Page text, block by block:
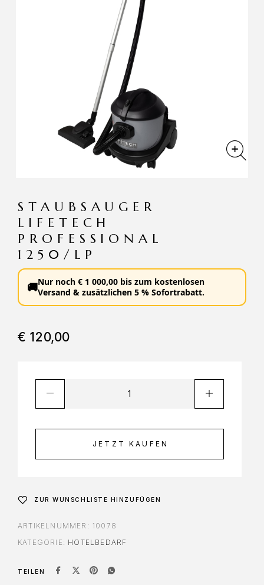
STAUBSAUGER
LIFETECH
PROFESSIONAL
1250/LP
🚚Nur noch € 1 000,00 bis zum kostenlosen
Versand & zusätzlichen 5 % Sofortrabatt.
€ 120,00
JETZT KAUFEN
ZUR WUNSCHLISTE HINZUFÜGEN
ARTIKELNUMMER: 10078
KATEGORIE: HOTELBEDARF
TEILEN